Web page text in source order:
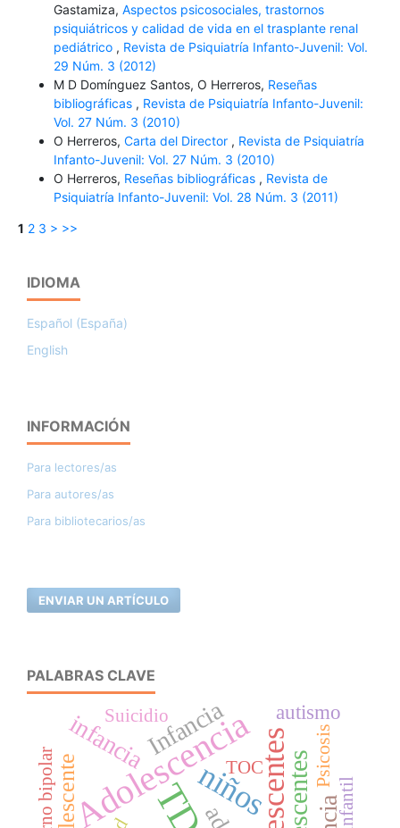
Gastamiza, Aspectos psicosociales, trastornos
psiquiátricos y calidad de vida en el trasplante renal
pediátrico , Revista de Psiquiatría Infanto-Juvenil: Vol.
29 Núm. 3 (2012)
M D Domínguez Santos, O Herreros, Reseñas
bibliográficas , Revista de Psiquiatría Infanto-Juvenil:
Vol. 27 Núm. 3 (2010)
O Herreros, Carta del Director , Revista de Psiquiatría
Infanto-Juvenil: Vol. 27 Núm. 3 (2010)
O Herreros, Reseñas bibliográficas , Revista de
Psiquiatría Infanto-Juvenil: Vol. 28 Núm. 3 (2011)
1 2 3 > >>
IDIOMA
Español (España)
English
INFORMACIÓN
Para lectores/as
Para autores/as
Para bibliotecarios/as
ENVIAR UN ARTÍCULO
PALABRAS CLAVE
Adolescencia
niños
Infancia
infancia autismo
Psicosis
TOC
Suicidio